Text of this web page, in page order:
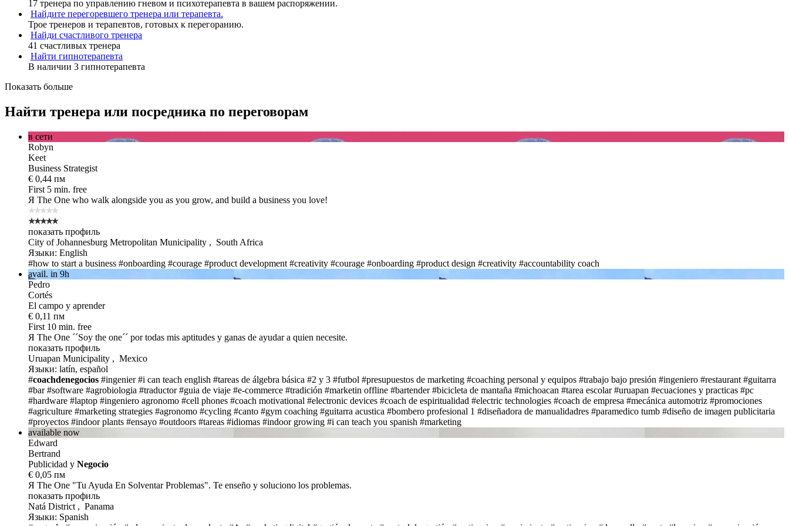
17 тренера по управлению гневом и психотерапевта в вашем распоряжении.
Найдите перегоревшего тренера или терапевта.
Трое тренеров и терапевтов, готовых к перегоранию.
Найди счастливого тренера
41 счастливых тренера
Найти гипнотерапевта
В наличии 3 гипнотерапевта
Показать больше
Найти тренера или посредника по переговорам
в сети
Robyn
Keet
Business Strategist
€ 0,44 пм
First 5 min. free
Я The One who walk alongside you as you grow, and build a business you love!
показать профиль
City of Johannesburg Metropolitan Municipality , South Africa
Языки: English
#how to start a business #onboarding #courage #product development #creativity #courage #onboarding #product design #creativity #accountability coach
avail. in 9h
Pedro
Cortés
El campo y aprender
€ 0,11 пм
First 10 min. free
Я The One ´´Soy the one´´ por todas mis aptitudes y ganas de ayudar a quien necesite.
показать профиль
Uruapan Municipality , Mexico
Языки: latín, español
#coachdenegocios #ingenier #i can teach english #tareas de álgebra básica #2 y 3 #futbol #presupuestos de marketing #coaching personal y equipos #trabajo bajo presión #ingeniero #restaurant #guitarra
#bar #software #agrobiologia #traductor #guia de viaje #e-commerce #tradición #marketin offline #bartender #bicicleta de mantaña #michoacan #tarea escolar #uruapan #ecuaciones y practicas #pc
#hardware #laptop #ingeniero agronomo #cell phones #coach motivational #electronic devices #coach de espiritualidad #electric technologies #coach de empresa #mecánica automotriz #promociones
#agriculture #marketing strategies #agronomo #cycling #canto #gym coaching #guitarra acustica #bombero profesional 1 #diseñadora de manualidadres #paramedico tumb #diseño de imagen publicitaria
#proyectos #indoor plants #ensayo #outdoors #tareas #idiomas #indoor growing #i can teach you spanish #marketing
available now
Edward
Bertrand
Publicidad y Negocio
€ 0,05 пм
Я The One "Tu Ayuda En Solventar Problemas". Te enseño y soluciono los problemas.
показать профиль
Natá District , Panama
Языки: Spanish